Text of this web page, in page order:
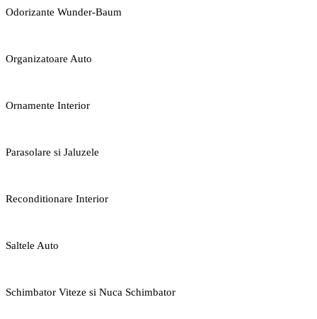
Odorizante Wunder-Baum
Organizatoare Auto
Ornamente Interior
Parasolare si Jaluzele
Reconditionare Interior
Saltele Auto
Schimbator Viteze si Nuca Schimbator